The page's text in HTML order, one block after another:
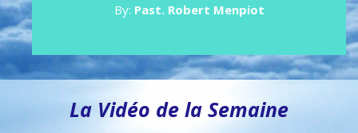
By: Past. Robert Menpiot
La Vidéo de la Semaine